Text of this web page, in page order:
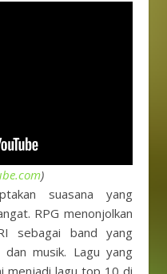
)
suasana yang
RPG menonjolkan
sebagai band yang
dan musik. Lagu yang
menjadi lagu top 10 di